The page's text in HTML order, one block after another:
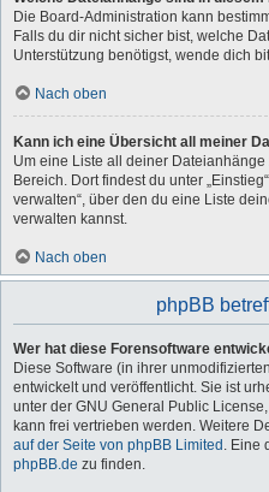
Die Board-Administration kann
Falls du dir nicht sicher bist, welche
Unterstützung benötigst, wende dich
Nach oben
Kann ich eine Übersicht all meiner
Um eine Liste all deiner
Bereich. Dort findest du unter
verwalten“, über den du eine Liste
verwalten kannst.
Nach oben
phpBB
Wer hat diese Forensoftware
Diese Software (in ihrer
entwickelt und veröffentlicht. Sie ist
unter der GNU General Public
kann frei vertrieben werden. Weitere
auf der Seite von phpBB Limited . Eine
phpBB.de zu finden.